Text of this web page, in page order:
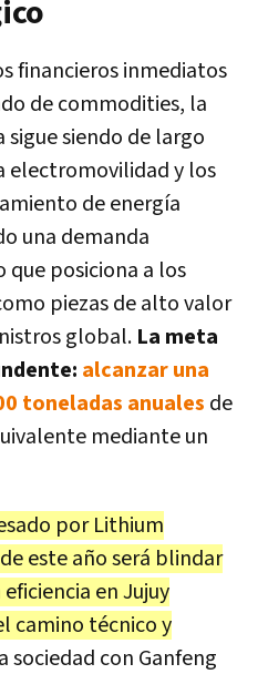
financieros inmediatos
de commodities, la
siendo de largo
electromovilidad y los
de energía
una demanda
posiciona a los
piezas de alto valor
global. La meta
alcanzar una
toneladas anuales de
mediante un
por Lithium
este año será blindar
en Jujuy
camino técnico y
sociedad con Ganfeng